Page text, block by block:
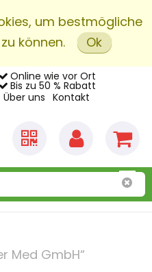
um bestmögliche
können.
Ok
Online wie vor Ort
Bis zu 50 % Rabatt
Über uns Kontakt
Med GmbH“